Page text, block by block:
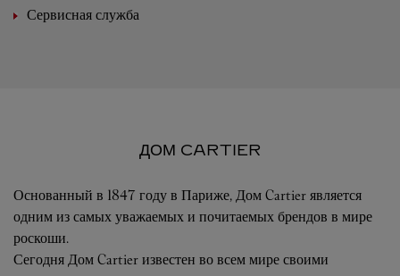
Сервисная служба
ДОМ CARTIER
Основанный в 1847 году в Париже, Дом Cartier является
одним из самых уважаемых и почитаемых брендов в мире
роскоши.
Сегодня Дом Cartier известен во всем мире своими